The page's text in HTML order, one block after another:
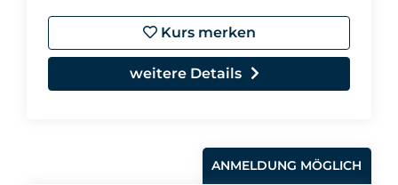
Kurs merken
weitere Details
ANMELDUNG MÖGLICH